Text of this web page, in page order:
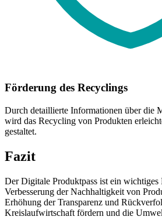
Förderung des Recyclings
Durch detaillierte Informationen über die
wird das Recycling von Produkten
gestaltet.
Fazit
Der Digitale Produktpass ist ein wichtiges
Verbesserung der Nachhaltigkeit von
Erhöhung der Transparenz und
Kreislaufwirtschaft fördern und die